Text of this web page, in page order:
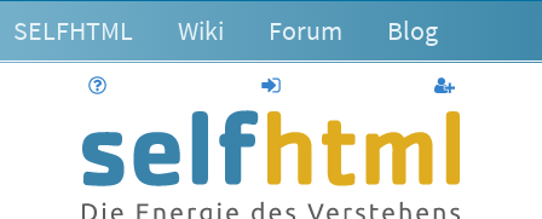
SELFHTML Wiki Forum Blog
anmelden